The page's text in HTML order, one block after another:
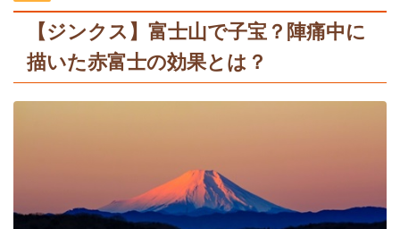
【ジンクス】富士山で子宝？陣痛中に
描いた赤富士の効果とは？